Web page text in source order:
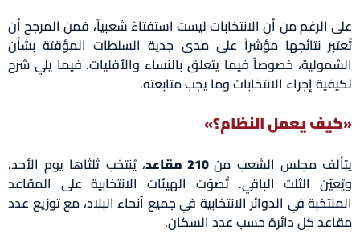
على الرغم من أن الانتخابات ليست استفتاءً شعبياً، فمن المرجح أن
تُعتبر نتائجها مؤشراً على مدى جدية السلطات المؤقتة بشأن
الشمولية، خصوصاً فيما يتعلق بالنساء والأقليات. فيما يلي شرح
لكيفية إجراء الانتخابات وما يجب متابعته.
«كيف يعمل النظام؟»
يتألف مجلس الشعب من210 مقاعد
، يُنتخب ثلثاها يوم الأحد،
ويُعيّن الثلث الباقي. تُصوّت الهيئات الانتخابية على المقاعد
المنتخبة في الدوائر الانتخابية في جميع أنحاء البلاد، مع توزيع عدد
مقاعد كل دائرة حسب عدد السكان.